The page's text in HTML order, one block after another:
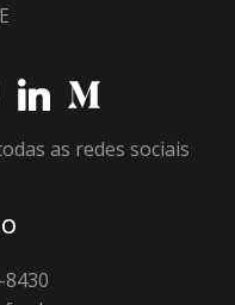
as redes sociais
8430